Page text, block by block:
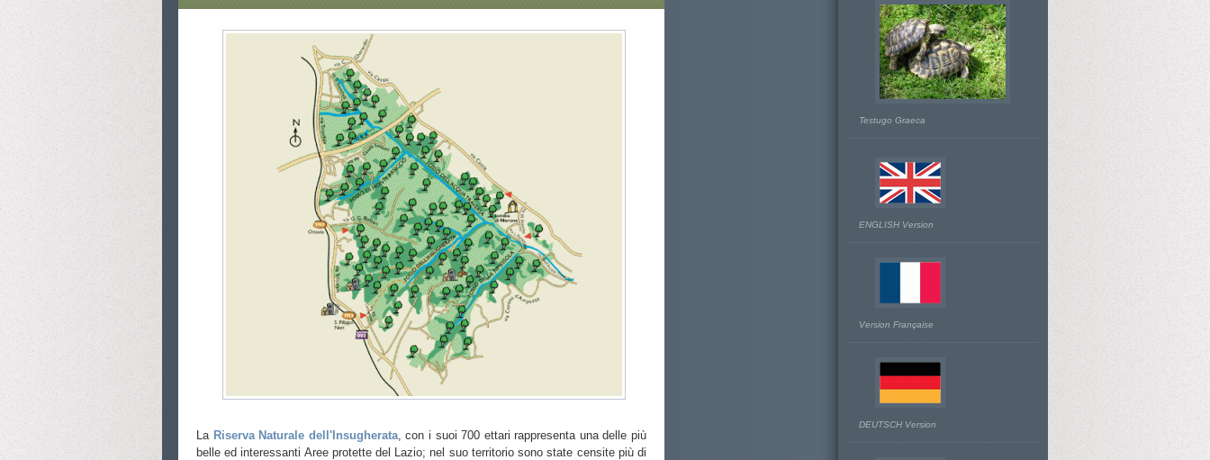
La Riserva Naturale dell'Insugherata, con i suoi 700 ettari rappresenta una delle più
belle ed interessanti Aree protette del Lazio; nel suo territorio sono state censite più di
Testugo Graeca
ENGLISH Version
Version Française
DEUTSCH Version